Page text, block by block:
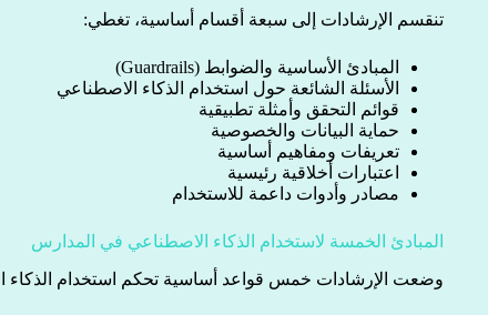
تنقسم الإرشادات إلى سبعة أقسام أساسية، تغطي:
المبادئ الأساسية والضوابط (Guardrails)
الأسئلة الشائعة حول استخدام الذكاء الاصطناعي
قوائم التحقق وأمثلة تطبيقية
حماية البيانات والخصوصية
تعريفات ومفاهيم أساسية
اعتبارات أخلاقية رئيسية
مصادر وأدوات داعمة للاستخدام
المبادئ الخمسة لاستخدام الذكاء الاصطناعي في المدارس
وضعت الإرشادات خمس قواعد أساسية تحكم استخدام الذكاء